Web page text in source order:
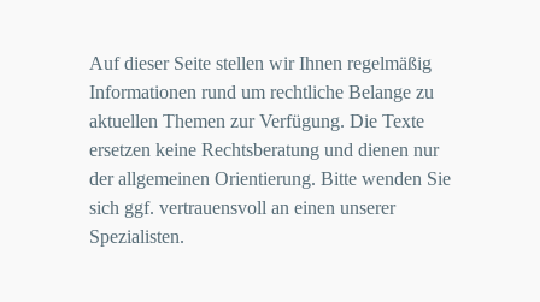
Auf dieser Seite stellen wir Ihnen regelmäßig
Informationen rund um rechtliche Belange zu
aktuellen Themen zur Verfügung. Die Texte
ersetzen keine Rechtsberatung und dienen nur
der allgemeinen Orientierung. Bitte wenden Sie
sich ggf. vertrauensvoll an einen unserer
Spezialisten.